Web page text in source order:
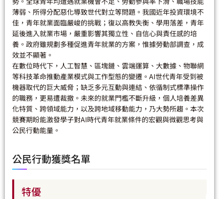
薄弱、所得分配惡化導致世代對立等問題。我國近年投資環境不
佳，青年就業面臨嚴峻的挑戰；復以高教失衡、學用落差，青年
延後進入就業市場，嚴重影響其獨立性、自信心與責任感的培
養。政府雖規劃多種促進青年就業的方案，惟據勞動部調查，成
效並不顯著。
在數位時代下，人工智慧、區塊鏈、雲端運算、大數據、物聯網
等科技革命推動產業模式與工作型態的變遷。AI世代青年受到被
機器取代的巨大威脅；缺乏多元互動與連結、依循制式標準操作
的職務，更易遭裁撤。未來的就業門檻不斷升級，個人培養差異
化特質、跨領域能力，以及跨地域移動能力，乃大勢所趨。本次
競賽期盼能激發學子對AI時代青年就業條件的宏觀與微觀思考與
公民行動能量。
公民行動獲獎名單
特優